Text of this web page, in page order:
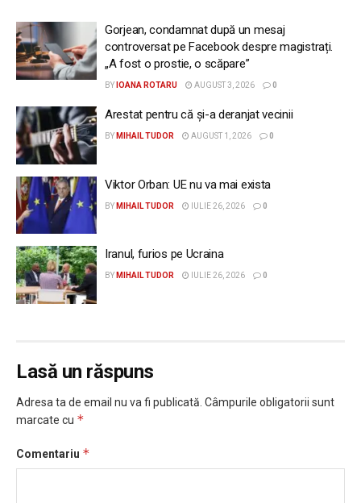
Gorjean, condamnat după un mesaj
controversat pe Facebook despre magistrați.
„A fost o prostie, o scăpare”
BY IOANA ROTARU AUGUST 3, 2026 0
Arestat pentru că și-a deranjat vecinii
BY MIHAIL TUDOR AUGUST 1, 2026 0
Viktor Orban: UE nu va mai exista
BY MIHAIL TUDOR IULIE 26, 2026 0
Iranul, furios pe Ucraina
BY MIHAIL TUDOR IULIE 26, 2026 0
Lasă un răspuns
Adresa ta de email nu va fi publicată. Câmpurile obligatorii sunt
marcate cu *
Comentariu *